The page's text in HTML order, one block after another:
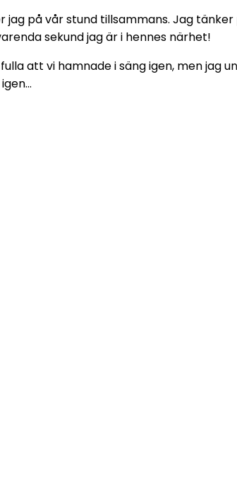
på vår stund tillsammans. Jag
sekund jag är i hennes närhet!
att vi hamnade i säng igen, men jag